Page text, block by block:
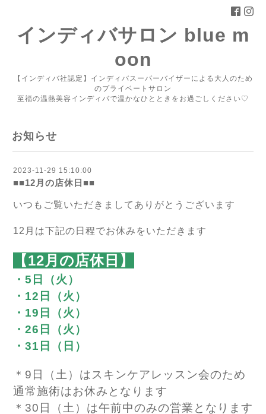
インディバサロン blue m
oon
【インディバ社認定】インディバスーパーバイザーによる大人のため
のプライベートサロン
至福の温熱美容インディバで温かなひとときをお過ごしください♡
お知らせ
2023-11-29 15:10:00
■■12月の店休日■■
いつもご覧いただきましてありがとうございます
12月は下記の日程でお休みをいただきます
【12月の店休日】
・5日（火）
・12日（火）
・19日（火）
・26日（火）
・31日（日）
＊9日（土）はスキンケアレッスン会のため
通常施術はお休みとなります
＊30日（土）は午前中のみの営業となります